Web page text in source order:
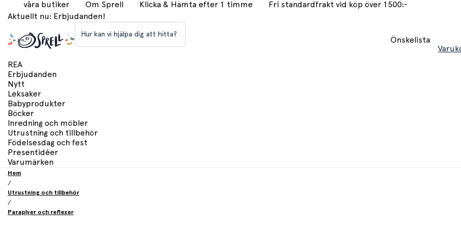
våra butiker Om Sprell Klicka & Hämta efter 1 timme
Fri standardfrakt vid köp över 1500:-
Aktuellt nu: Erbjudanden!
Hur kan vi hjälpa dig att hitta?
Önskelista
REA
Erbjudanden
Nytt
Leksaker
Babyprodukter
Böcker
Inredning och möbler
Utrustning och tillbehör
Födelsesdag och fest
Presentidéer
Varumärken
Hem
/
Utrustning och tillbehör
/
Paraplyer och reflexer